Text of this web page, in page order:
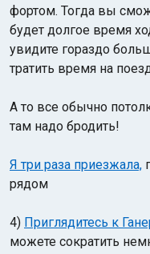
фортом. Тогда вы
будет долгое время
увидите гораздо
тратить время на
А то все обычно
там надо бродить!
Я три раза приезжала,
рядом
4) Приглядитесь к
можете сократить